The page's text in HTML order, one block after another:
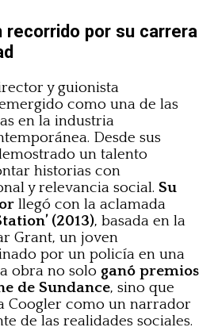
recorrido por su carrera
y guionista
como una de las
en la industria
Desde sus
un talento
historias con
y relevancia social. Su
llegó con la aclamada
(2013), basada en la
Grant, un joven
por un policía en una
obra no solo ganó premios
de Sundance, sino que
Coogler como un narrador
de las realidades sociales.